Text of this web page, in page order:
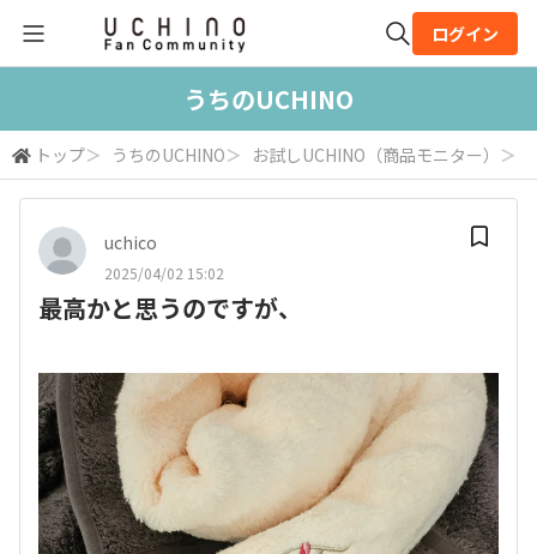
検索
ログイン
うちのUCHINO
トップ＞ うちのUCHINO＞ お試しUCHINO（商品モニター） ＞
uchico
2025/04/02 15:02
最高かと思うのですが、